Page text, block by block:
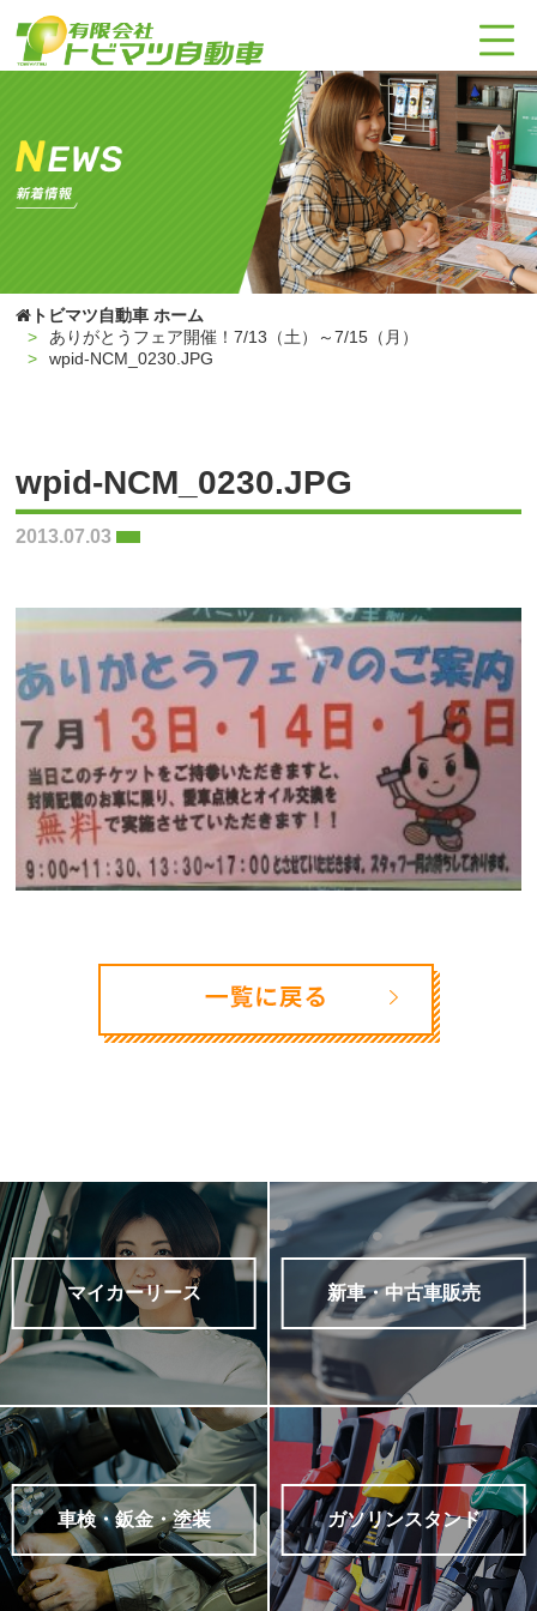
トビマツ自動車 ホーム
ありがとうフェア開催！7/13（土）～7/15（月）
wpid-NCM_0230.JPG
wpid-NCM_0230.JPG
2013.07.03